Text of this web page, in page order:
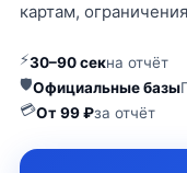
картам,
⚡30–90 секна отчёт
🛡Официальные базы
💳От 99 ₽за отчёт